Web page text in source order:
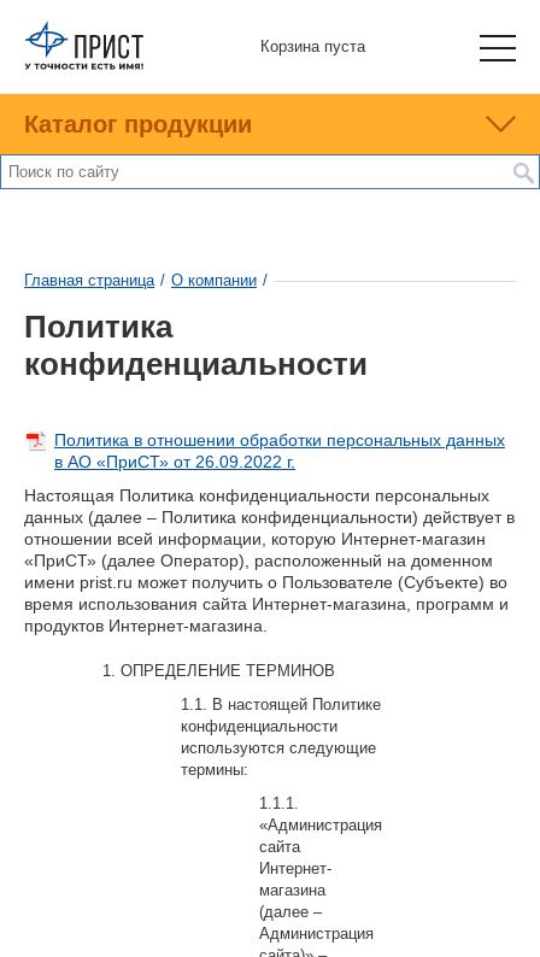
Корзина пуста
Каталог продукции
Главная страница / О компании /
Политика
конфиденциальности
Политика в отношении обработки персональных данных
в АО «ПриСТ» от 26.09.2022 г.
Настоящая Политика конфиденциальности персональных
данных (далее – Политика конфиденциальности) действует в
отношении всей информации, которую Интернет-магазин
«ПриСТ» (далее Оператор), расположенный на доменном
имени prist.ru может получить о Пользователе (Субъекте) во
время использования сайта Интернет-магазина, программ и
продуктов Интернет-магазина.
ОПРЕДЕЛЕНИЕ ТЕРМИНОВ
В настоящей Политике
конфиденциальности
используются следующие
термины:
«Администрация
сайта
Интернет-
магазина
(далее –
Администрация